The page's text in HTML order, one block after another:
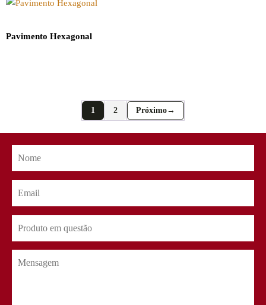
Pavimento Hexagonal
1 2 →